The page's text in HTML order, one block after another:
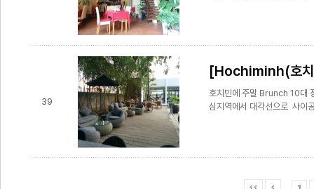
39
[Hochiminh(호
호치민에 주말 Brunch 10대
심지역에서 대각선으로 사이